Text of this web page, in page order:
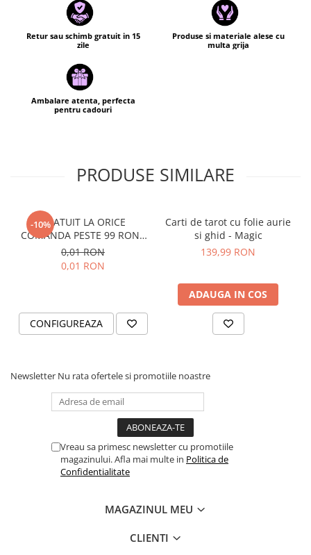
sustinere pentru intuitie si auto-reflectie
perfect pentru citiri zilnice si momente de
liniste
claritate in emotii si echilibru in viata ta. Sunt
potrivite atat pentru incepatori, cat si pentru
cei care cauta un oracol usor de folosit si
Retur sau schimb gratuit in 15
zile
Produse si materiale alese cu
multa grija
Ambalare atenta, perfecta
pentru cadouri
PRODUSE SIMILARE
-10%GRATUIT LA ORICE
COMANDA PESTE 99 RON -
Cutie personalizata cadou
Black and Yang
0,01 RON
0,01 RON
CONFIGUREAZA
Carti de tarot cu folie aurie
si ghid - Magic
139,99 RON
ADAUGA IN COS
Newsletter Nu rata ofertele si promotiile noastre
Vreau sa primesc newsletter cu promotiile
magazinului. Afla mai multe in Politica de
Confidentialitate
MAGAZINUL MEU
CLIENTI